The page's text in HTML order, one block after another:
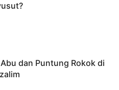
dan Puntung Rokok di